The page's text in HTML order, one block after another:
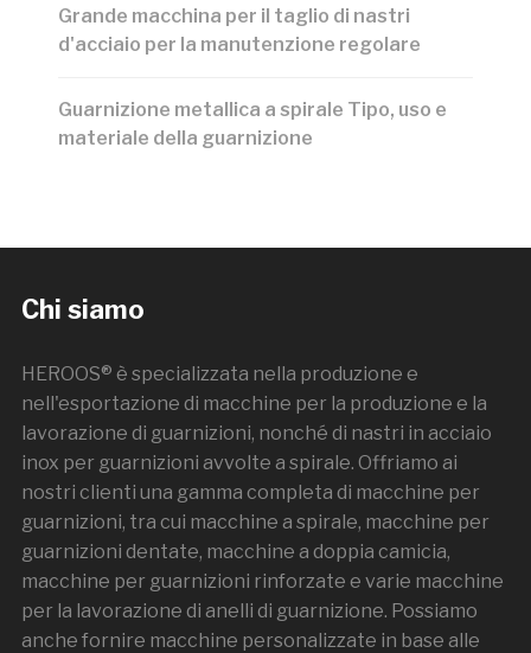
Grande macchina per il taglio di nastri
d'acciaio per la manutenzione regolare
Guarnizione metallica a spirale Tipo, uso e
materiale della guarnizione
Chi siamo
HEROOS® è specializzata nella produzione e
nell'esportazione di macchine per la produzione e la
lavorazione di guarnizioni, nonché di nastri in acciaio
inox per guarnizioni avvolte a spirale. Offriamo ai
nostri clienti una gamma completa di macchine per
guarnizioni, tra cui macchine a spirale, macchine per
guarnizioni dentate, macchine a doppia camicia,
macchine per guarnizioni rinforzate e varie macchine
per la lavorazione di anelli di guarnizione. Possiamo
anche fornire macchine personalizzate in base alle